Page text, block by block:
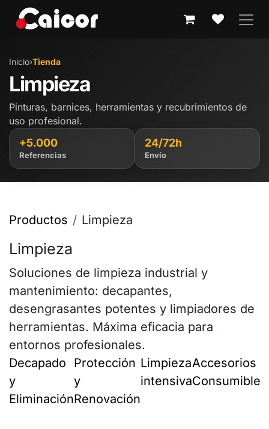
Inicio›Tienda
Limpieza
Pinturas, barnices, herramientas y recubrimientos de
uso profesional.
+5.000
Referencias
24/72h
Envío
Productos Limpieza
Limpieza
Soluciones de limpieza industrial y
mantenimiento: decapantes,
desengrasantes potentes y limpiadores de
herramientas. Máxima eficacia para
entornos profesionales.
Decapado
y
Eliminación
Protección
y
Renovación
Limpieza
intensiva
Accesorios y
Consumibles